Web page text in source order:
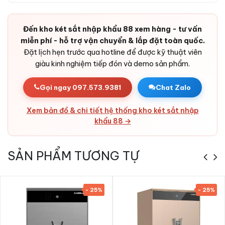
Phòng tấn công thử mã:Tự khoá tạm thời sau khi nhập
sai liên tiếp - chặn brute force.
Báo động chống cậy phá:Cảm biến rung kích hoạt còi
cảnh báo khi két bị tác động.
Pin dự phòng dài lâu:Tuổi thọ pin tốt, có cổng cấp điện
ngoài cho tình huống khẩn cấp.
Bản lề chìm trong cánh:
Thiết kế ẩn, tránh bị cắt từ bên
ngoài.
Thép tấm cường độ cao + bê-tông chịu
Thẩm mỹ cao:
hợp các không gian từ gia đình đến cửa hàng, văn phòng
Đến kho két sắt nhập khẩu 88 xem hàng - tư vấn
miễn phí - hỗ trợ vận chuyển & lắp đặt toàn quốc.
Đặt lịch hẹn trước qua hotline để được kỹ thuật viên
giàu kinh nghiệm tiếp đón và demo sản phẩm.
Gọi ngay 097.573.9381 Chat Zalo
Xem bản đồ & chi tiết hệ thống kho két sắt nhập
khẩu 88 →
SẢN PHẨM TƯƠNG TỰ
- 25% - 25%